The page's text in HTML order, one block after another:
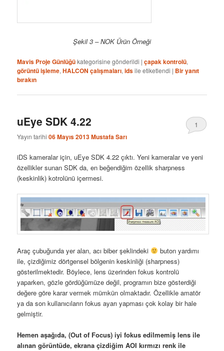
Şekil 3 – NOK Ürün Örneği
Mavis Proje Günlüğükategorisine gönderildi |çapak kontrolü,
görüntü işleme,HALCON çalışmaları,idsile etiketlendi | Bir yanıt
bırakın
uEye SDK 4.22
Yayın tarihi06 Mayıs 2013Mustafa Sarı
1
iDS kameralar için, uEye SDK 4.22 çıktı. Yeni kameralar ve yeni
özellikler sunan SDK da, en beğendiğim özellik sharpness
(keskinlik) kotrolünü içermesi.
Araç çubuğunda yer alan, acı biber şeklindeki
buton yardımı
ile, çizdiğimiz dörtgensel bölgenin keskinliği (sharpness)
gösterilmektedir. Böylece, lens üzerinden fokus kontrolü
yaparken, gözle gördüğümüze değil, programın bize gösterdiği
değere göre karar vermek mümkün olmaktadır. Özellikle amatör
ya da son kullanıcıların fokus ayarı yapması çok kolay bir hale
gelmiştir.
Hemen aşağıda, (Out of Focus) iyi fokus edilmemiş lens ile
alınan görüntüde, ekrana çizdiğim AOI kırmızı renk ile